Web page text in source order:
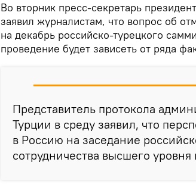
Во вторник пресс-секретарь
заявил журналистам, что вопрос об
на декабрь российско-турецкого
проведение будет зависеть от ряда
Представитель протокола
Турции в среду заявил, что
в Россию на заседание
сотрудничества высшего